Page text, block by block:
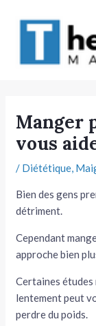
Manger
vous
/ Diététique,
Bien des gens
détriment.
Cependant
approche bien
Certaines études
lentement peut
perdre du poids.